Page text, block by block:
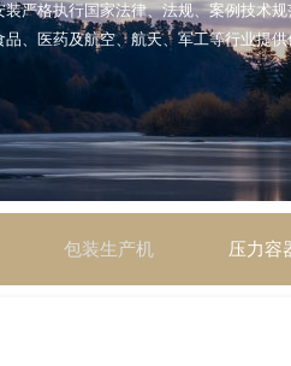
装严格执行国家法律、法规、案例技术
品、医药及航空、航天、军工等行业提
包装生产机 压力容